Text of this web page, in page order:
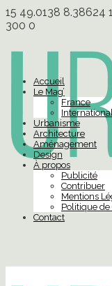
15 49.0138 8.38624 1
300 0
Accueil
Le Mag’
France
Urbanisme
Architecture
Aménagement
Design
À propos
Publicité
Contribuer
Mentions
Politique de
Contact